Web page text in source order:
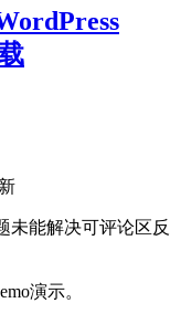
未能解决可评论区反
演示。